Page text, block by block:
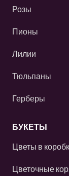
Розы
Пионы
Лилии
Тюльпаны
Герберы
БУКЕТЫ
Цветы в
Цветочные